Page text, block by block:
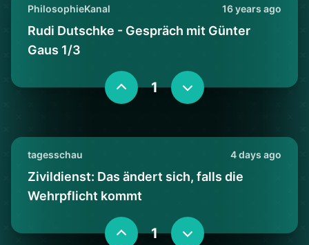
PhilosophieKanal 16 years ago
Rudi Dutschke - Gespräch mit Günter
Gaus 1/3
1
tagesschau 4 days ago
Zivildienst: Das ändert sich, falls die
Wehrpflicht kommt
1